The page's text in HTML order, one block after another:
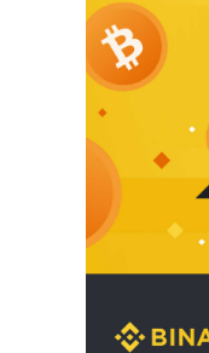
thời
thêm
động
người
Link)
2.
chăn
ngủ
Để sở
cao
công
nhắc